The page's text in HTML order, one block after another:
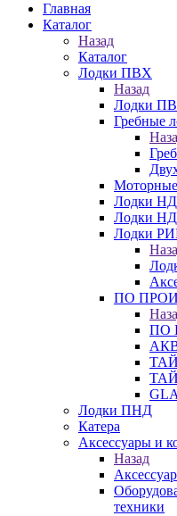
Главная
Каталог
Назад
Каталог
Лодки ПВХ
Назад
Лодки
Гребные
Лодки
Лодки
Лодки
ПО
ПО
Лодки ПНД
Катера
Аксессуары и
Назад
техники